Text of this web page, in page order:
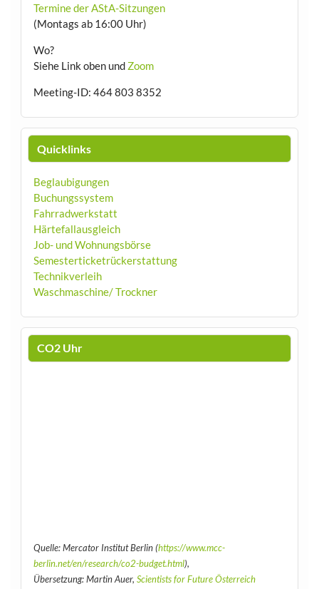
Termine der AStA-Sitzungen
(Montags ab 16:00 Uhr)
Wo?
Siehe Link oben und Zoom
Meeting-ID: 464 803 8352
Quicklinks
Beglaubigungen
Buchungssystem
Fahrradwerkstatt
Härtefallausgleich
Job- und Wohnungsbörse
Semesterticketrückerstattung
Technikverleih
Waschmaschine/ Trockner
CO2 Uhr
Quelle: Mercator Institut Berlin (https://www.mcc-
berlin.net/en/research/co2-budget.html),
Übersetzung: Martin Auer, Scientists for Future Österreich